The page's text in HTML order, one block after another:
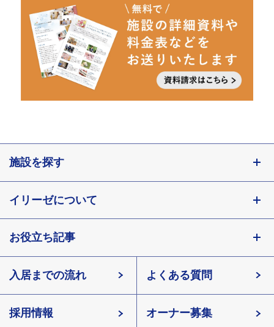
施設を探す
東京都
埼玉県
北海道 宮城県
長野県 愛知県
イリーゼについて
会社概要
有料老人ホームイリーゼとは
イリーゼが選ばれる理由
お役立ち記事
知っておきたい介護の知識
介護用語をわかりやすく説明
入居までの流れ よくある質問
採用情報 オーナー募集